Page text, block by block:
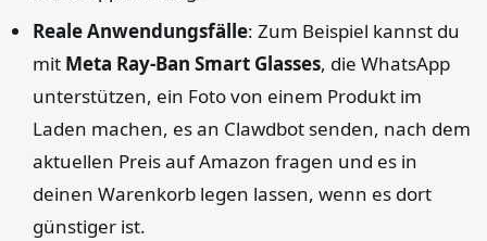
Reale Anwendungsfälle: Zum Beispiel kannst du
mit Meta Ray‑Ban Smart Glasses, die WhatsApp
unterstützen, ein Foto von einem Produkt im
Laden machen, es an Clawdbot senden, nach dem
aktuellen Preis auf Amazon fragen und es in
deinen Warenkorb legen lassen, wenn es dort
günstiger ist.